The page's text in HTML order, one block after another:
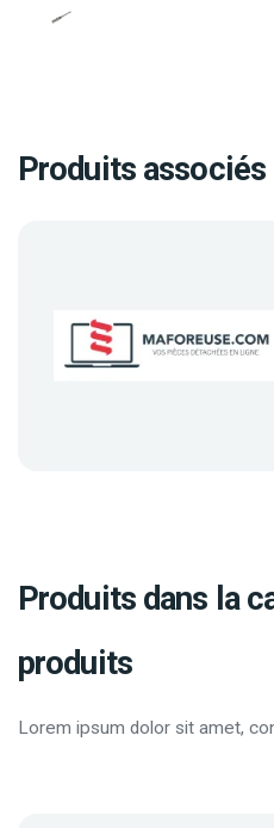
Produits associés
Produits dans la
produits
Lorem ipsum dolor sit amet,